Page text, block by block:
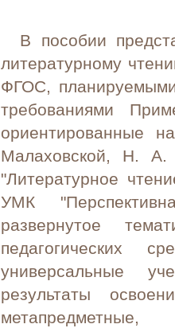
В пособии
литературному
ФГОС, планируемыми
требованиями
ориентированные
Малаховской, Н. А.
"Литературное
УМК
развернутое
педагогических
универсальные
результаты